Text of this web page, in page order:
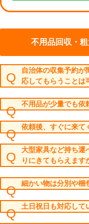
不用品回収・
自治体の収集予約が
応してもらうことは
不用品が少量でも依
依頼後、すぐに来て
大型家具など持ち運
りにきてもらえます
細かい物は分別や梱
土日祝日も対応して